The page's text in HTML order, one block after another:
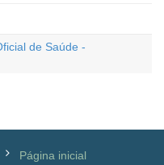
de Saúde -
Página inicial